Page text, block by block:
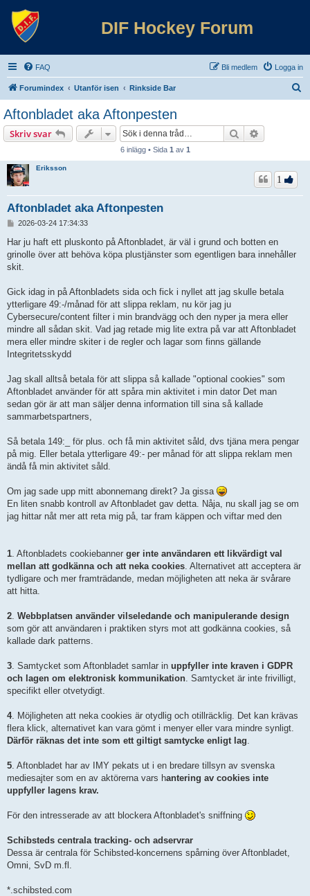
DIF Hockey Forum
FAQ Logga in
Bli medlem
Forumindex Utanför isen Rinkside Bar
Aftonbladet aka Aftonpesten
Skriv svar Sök
6 inlägg • Sida 1 av 1
Eriksson
Aftonbladet aka Aftonpesten
1
l
ä
g
g
2026-03-24 17:34:33
Har ju haft ett pluskonto på Aftonbladet, är väl i grund och botten en
grinolle över att behöva köpa plustjänster som egentligen bara innehåller
skit.
Gick idag in på Aftonbladets sida och fick i nyllet att jag skulle betala
ytterligare 49:-/månad för att slippa reklam, nu kör jag ju
Cybersecure/content filter i min brandvägg och den nyper ja mera eller
mindre all sådan skit. Vad jag retade mig lite extra på var att Aftonbladet
mera eller mindre skiter i de regler och lagar som finns gällande
Integritetsskydd
Jag skall alltså betala för att slippa så kallade "optional cookies" som
Aftonbladet använder för att spåra min aktivitet i min dator Det man
sedan gör är att man säljer denna information till sina så kallade
sammarbetspartners,
Så betala 149:_ för plus. och få min aktivitet såld, dvs tjäna mera pengar
på mig. Eller betala ytterligare 49:- per månad för att slippa reklam men
ändå få min aktivitet såld.
Om jag sade upp mitt abonnemang direkt? Ja gissa
En liten snabb kontroll av Aftonbladet gav detta. Nåja, nu skall jag se om
jag hittar nåt mer att reta mig på, tar fram käppen och viftar med den
1 . Aftonbladets cookiebanner ger inte användaren ett likvärdigt val
mellan att godkänna och att neka cookies . Alternativet att acceptera är
tydligare och mer framträdande, medan möjligheten att neka är svårare
att hitta.
2 Webbplatsen använder vilseledande och manipulerande design
som gör att användaren i praktiken styrs mot att godkänna cookies, så
kallade dark patterns.
3 . Samtycket som Aftonbladet samlar in uppfyller inte kraven i GDPR
och lagen om elektronisk kommunikation . Samtycket är inte frivilligt,
specifikt eller otvetydigt.
4. Möjligheten att neka cookies är otydlig och otillräcklig. Det kan krävas
flera klick, alternativet kan vara gömt i menyer eller vara mindre synligt.
Därför räknas det inte som ett giltigt samtycke enligt lag
5 . Aftonbladet har av IMY pekats ut i en bredare tillsyn av svenska
mediesajter som en av aktörerna vars hantering av cookies inte
uppfyller lagens krav.
För den intresserade av att blockera Aftonbladet's sniffning
Schibsteds centrala tracking‑ och adservrar
Dessa är centrala för Schibsted‑koncernens spårning över Aftonbladet,
Omni, SvD m.fl.
*.schibsted.com